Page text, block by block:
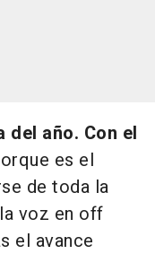
del año. Con el
es el
de toda la
voz en off
el avance